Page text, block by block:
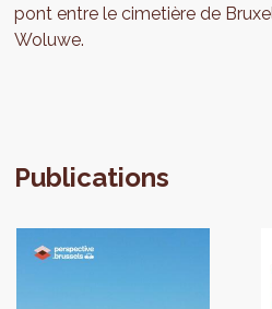
pont entre le cimetière de
Woluwe.
Publications